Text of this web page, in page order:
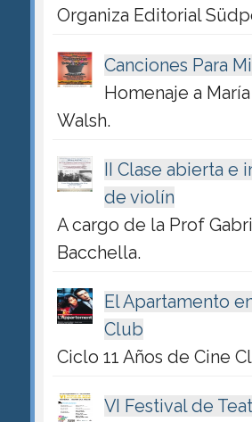
Organiza Editorial
Canciones Para
Homenaje a
Walsh.
II Clase abierta e
de violín
A cargo de la Prof
Bacchella.
El Apartamento
Club
Ciclo 11 Años de Cine
VI Festival de